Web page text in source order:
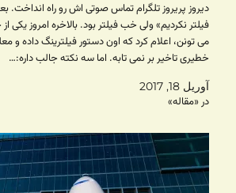
دیروز پریروز تلگرام تماس صوتی اش رو راه انداخت.
فیلتر نکردیم» ولی خب فیلتر بود. بالاخره امروز یکی
می تونن، اعلام کرد که اون دستور فیلترینگ داده و
خطیری تاخیر بر نمی تابه. اما سه نکته جالب داره:…
آوریل 18, 2017
در «مقاله»